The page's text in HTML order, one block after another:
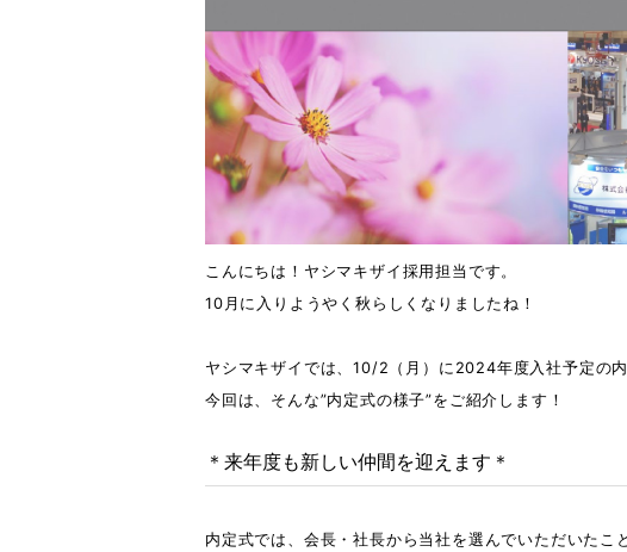
こんにちは！ヤシマキザイ採用担当です。
10月に入りようやく秋らしくなりましたね！
ヤシマキザイでは、10/2（月）に2024年度入社予定の内
今回は、そんな”内定式の様子”をご紹介します！
＊来年度も新しい仲間を迎えます＊
内定式では、会長・社長から当社を選んでいただいたこ